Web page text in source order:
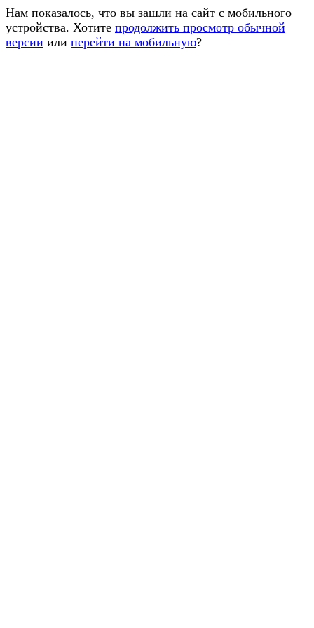
Нам показалось, что вы зашли на сайт с мобильного
устройства. Хотите продолжить просмотр обычной
версии или перейти на мобильную?